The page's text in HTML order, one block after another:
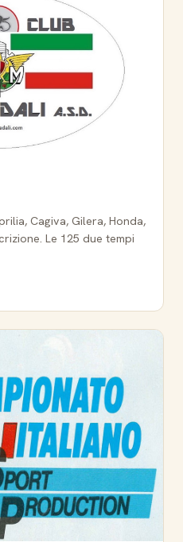
Cagiva, Gilera, Honda,
Le 125 due tempi